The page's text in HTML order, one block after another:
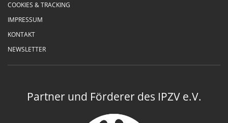
COOKIES & TRACKING
IMPRESSUM
KONTAKT
NEWSLETTER
Partner und Förderer des IPZV e.V.